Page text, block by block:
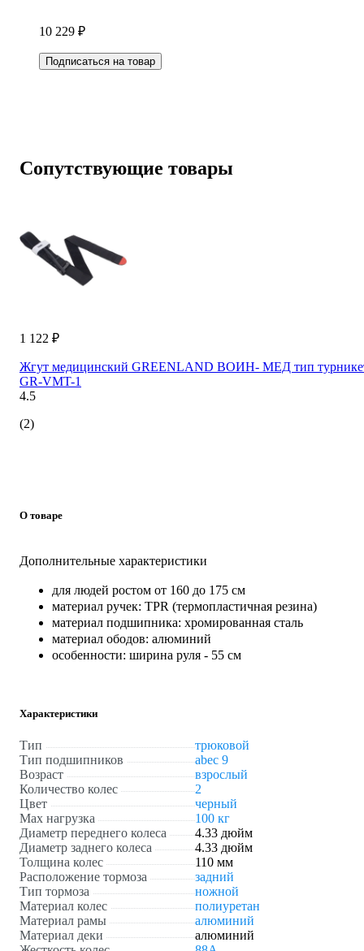
10 229 ₽
Подписаться на товар
Сопутствующие товары
1 122 ₽
Жгут медицинский GREENLAND ВОИН- МЕД тип
GR-VMT-1
4.5
(2)
О товаре
Дополнительные характеристики
для людей ростом от 160 до 175 см
материал ручек: TPR (термопластичная резина)
материал подшипника: хромированная сталь
материал ободов: алюминий
особенности: ширина руля - 55 см
Характеристики
Тип
трюковой
Тип подшипников
abec 9
Возраст
взрослый
Количество колес
2
Цвет
черный
Max нагрузка
100 кг
Диаметр переднего колеса
4.33 дюйм
Диаметр заднего колеса
4.33 дюйм
Толщина колес
110 мм
Расположение тормоза
задний
Тип тормоза
ножной
Материал колес
полиуретан
Материал рамы
алюминий
Материал деки
алюминий